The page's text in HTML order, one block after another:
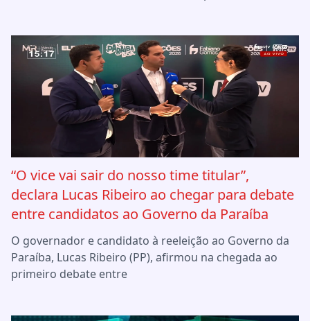
“O vice vai sair do nosso time titular”,
declara Lucas Ribeiro ao chegar para debate
entre candidatos ao Governo da Paraíba
O governador e candidato à reeleição ao Governo da
Paraíba, Lucas Ribeiro (PP), afirmou na chegada ao
primeiro debate entre